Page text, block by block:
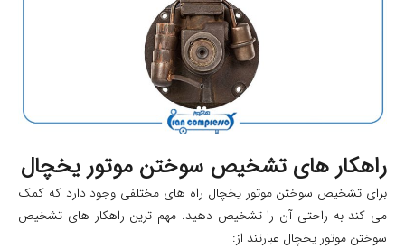
راهکار های تشخیص سوختن موتور یخچال
برای تشخیص سوختن موتور یخچال راه های مختلفی وجود دارد که کمک
می کند به راحتی آن را تشخیص دهید. مهم ترین راهکار های تشخیص
سوختن موتور یخچال عبارتند از: